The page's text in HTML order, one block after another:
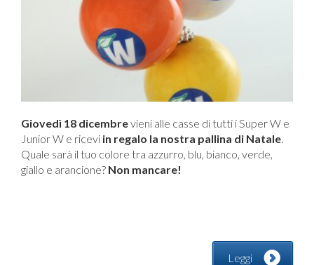
Giovedì 18 dicembrevieni alle casse di tutti i Super W e
Junior W e ricevi in regalo la nostra pallina di Natale
Quale sarà il tuo colore tra azzurro, blu, bianco, verde,
giallo e arancione? Non mancare!
Leggi